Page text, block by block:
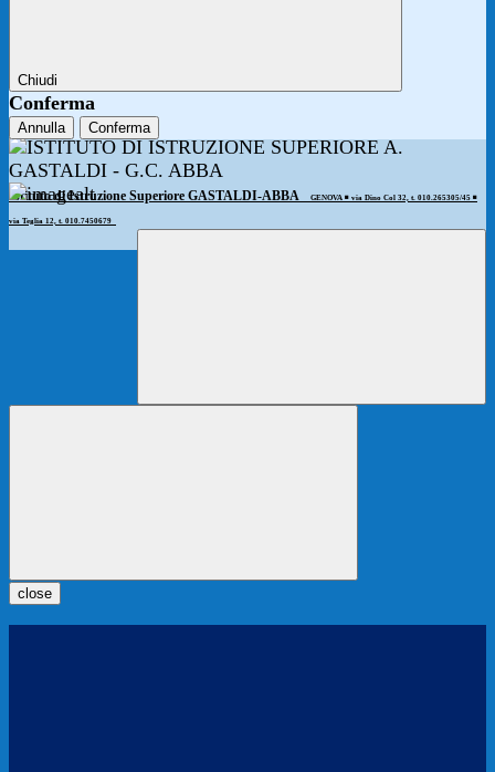
Chiudi
Conferma
Annulla Conferma
Istituto di Istruzione Superiore GASTALDI-ABBA GENOVA ◾️ via Dino Col 32, t. 010.265305/45 ◾️
via Teglia 12, t. 010.7450679
close